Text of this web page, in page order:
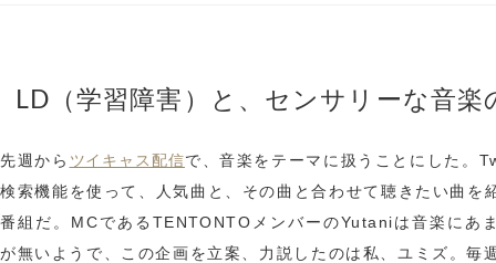
LD（学習障害）と、センサリーな音楽
先週から ツイキャス配信で、音楽をテーマに扱うことにした。
検索機能を使って、人気曲と、その曲と合わせて聴きたい曲を
番組だ。MCであるTENTONTOメンバーのYutaniは音楽にあ
が無いようで、この企画を立案、力説したのは私、ユミズ。毎